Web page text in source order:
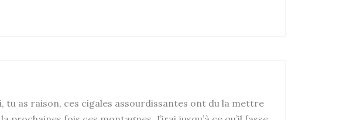
tu as raison, ces cigales assourdissantes ont du la mettre